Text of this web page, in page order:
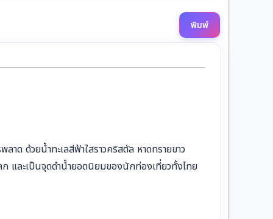
พิมพ์
ด ด้วยน้ำทะเลสีฟ้าใสราวคริสตัล หาดทรายขาว
และเป็นจุดดำน้ำยอดนิยมของนักท่องเที่ยวทั้งไทย